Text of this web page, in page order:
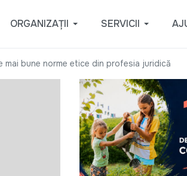
ORGANIZAȚII SERVICII
bune norme etice din profesia juridică